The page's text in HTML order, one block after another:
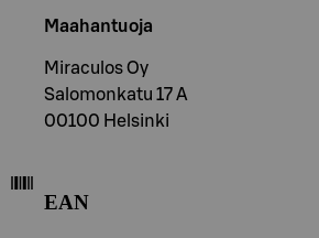
Maahantuoja
Miraculos Oy
Salomonkatu 17 A
00100 Helsinki
EAN